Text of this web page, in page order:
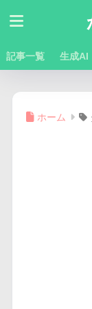
記事一覧 生成AI
ホーム